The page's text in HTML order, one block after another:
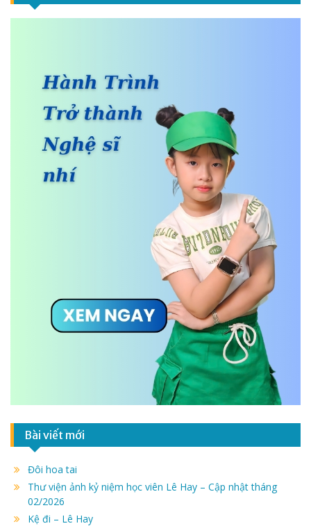
Bài viết mới
Đôi hoa tai
Thư viện ảnh kỷ niệm học viên Lê Hay – Cập nhật tháng
02/2026
Kệ đi – Lê Hay